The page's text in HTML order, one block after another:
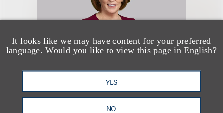
It looks like we may have content for your preferred
language. Would you like to view this page in English?
YES
NO
Mary Ann Mancini